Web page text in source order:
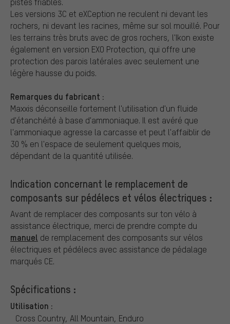
Les versions 3C et eXCeption ne reculent ni devant les
rochers, ni devant les racines, même sur sol mouillé. Pour
les terrains très bruts avec de gros rochers, l'Ikon existe
également en version EXO Protection, qui offre une
protection des parois latérales avec seulement une
légère hausse du poids.
Remarques du fabricant :
Maxxis déconseille fortement l'utilisation d'un fluide
d'étanchéité à base d'ammoniaque. Il est avéré que
l'ammoniaque agresse la carcasse et peut l'affaiblir de
30 % en l'espace de seulement quelques mois,
dépendant de la quantité utilisée.
Indication concernant le remplacement de
composants sur pédélecs et vélos électriques :
Avant de remplacer des composants sur ton vélo à
assistance électrique, merci de prendre compte du
manuel de remplacement des composants sur vélos
électriques et pédélecs avec assistance de pédalage
marqués CE.
Spécifications :
Utilisation :
Cross Country, All Mountain, Enduro